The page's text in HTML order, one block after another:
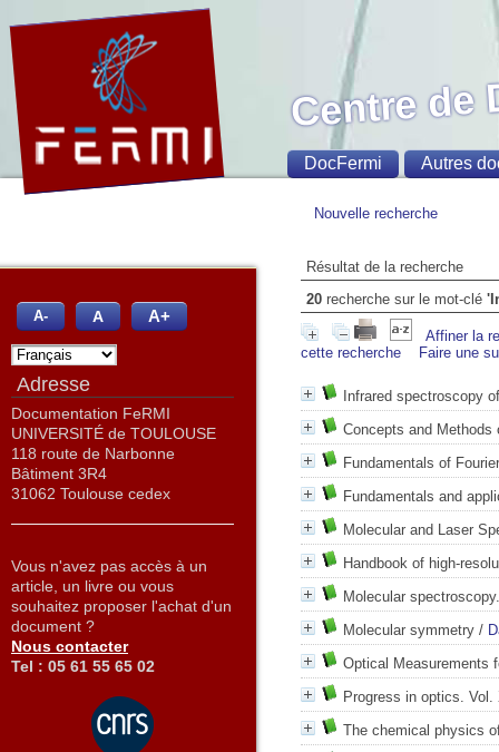
Nouvelle recherche
Résultat de la recherche
20 recherche sur le mot-clé
Affiner la
cette recherche
Faire une
Infrared spectroscopy
Concepts and Methods
Fundamentals of
Fundamentals and
Molecular and Laser
Handbook of high-
Molecular
Molecular symmetry /
Optical Measurements
Progress in optics. Vol.
The chemical physics
Centre de
DocFermi Autres
A- A A+
Adresse
Documentation FeRMI
UNIVERSITÉ de TOULOUSE
118 route de Narbonne
Bâtiment 3R4
31062 Toulouse cedex
Vous n'avez pas accès à un
article, un livre ou vous
souhaitez proposer l'achat d'un
document ?
Nous contacter
Tel : 05 61 55 65 02